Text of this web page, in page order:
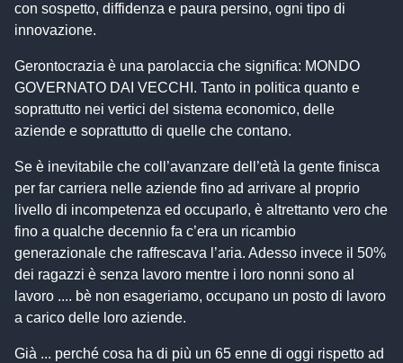
con sospetto, diffidenza e paura persino, ogni tipo di
innovazione.
Gerontocrazia è una parolaccia che significa: MONDO
GOVERNATO DAI VECCHI. Tanto in politica quanto e
soprattutto nei vertici del sistema economico, delle
aziende e soprattutto di quelle che contano.
Se è inevitabile che coll’avanzare dell’età la gente finisca
per far carriera nelle aziende fino ad arrivare al proprio
livello di incompetenza ed occuparlo, è altrettanto vero che
fino a qualche decennio fa c’era un ricambio
generazionale che raffrescava l’aria. Adesso invece il 50%
dei ragazzi è senza lavoro mentre i loro nonni sono al
lavoro .... bè non esageriamo, occupano un posto di lavoro
a carico delle loro aziende.
Già ... perché cosa ha di più un 65 enne di oggi rispetto ad